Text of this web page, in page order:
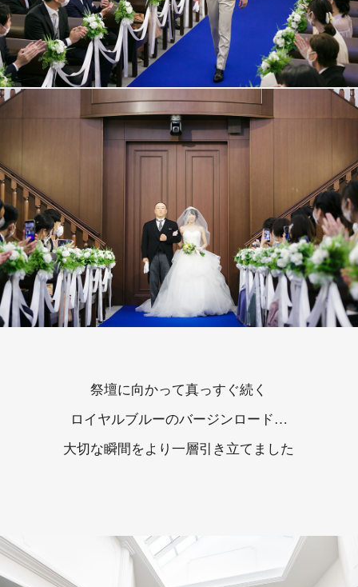
祭壇に向かって真っすぐ続く
ロイヤルブルーのバージンロード…
大切な瞬間をより一層引き立てました